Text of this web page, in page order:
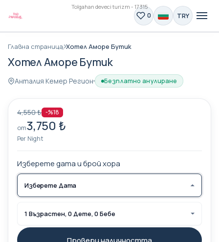
Tolgahan deveci turizm - 17315
0 TRY
Главна страница Хотел Аморе Бутик
Хотел Аморе Бутик
Анталия Кемер Регион Безплатно анулиране
4,550 ₺ -%18
от3,750 ₺
Per Night
Изберете дата и брой хора
Изберете Дата
1 Възрастен, 0 Дете, 0 Бебе